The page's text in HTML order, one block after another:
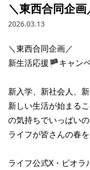
＼東西合同企画
2026.03.13
＼東西合同企画／
新生活応援🏴キャン
新入学、新社会人、
新しい生活が始まる
の気持ちでいっぱい
ライフが皆さんの春
ライフ公式X・ビオ